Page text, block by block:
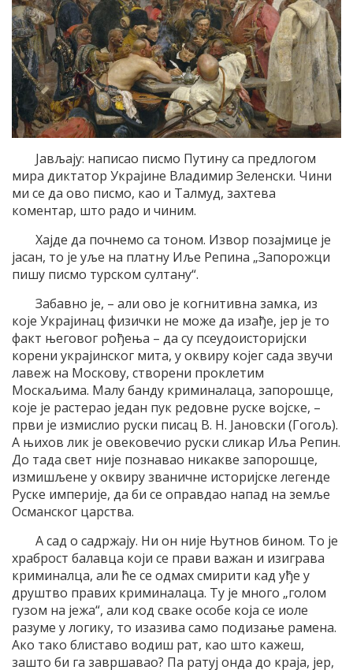
Јављају: написао писмо Путину са предлогом
мира диктатор Украјине Владимир Зеленски. Чини
ми се да ово писмо, као и Талмуд, захтева
коментар, што радо и чиним.
Хајде да почнемо са тоном. Извор позајмице је
јасан, то је уље на платну Иље Репина „Запорожци
пишу писмо турском султану“.
Забавно је, – али ово је когнитивна замка, из
које Украјинац физички не може да изађе, јер је то
факт његовог рођења – да су псеудоисторијски
корени украјинског мита, у оквиру којег сада звучи
лавеж на Москову, створени проклетим
Москаљима. Малу банду криминалаца, запорошце,
које је растерао један пук редовне руске војске, –
први је измислио руски писац В. Н. Јановски (Гогољ).
А њихов лик је овековечио руски сликар Иља Репин.
До тада свет није познавао никакве запорошце,
измишљене у оквиру званичне историјске легенде
Руске империје, да би се оправдао напад на земље
Османског царства.
А сад о садржају. Ни он није Њутнов бином. То је
храброст балавца који се прави важан и изиграва
криминалца, али ће се одмах смирити кад уђе у
друштво правих криминалаца. Ту је много „голом
гузом на јежа“, али код сваке особе која се иоле
разуме у логику, то изазива само подизање рамена.
Ако тако блиставо водиш рат, као што кажеш,
зашто би га завршавао? Па ратуј онда до краја, јер,